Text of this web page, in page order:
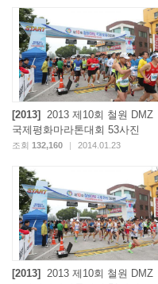
[2013]
2013 제10회 철원 DMZ
국제평화마라톤대회 53사진
조회 132,160 2014.01.23
[2013]
2013 제10회 철원 DMZ